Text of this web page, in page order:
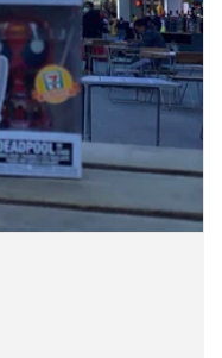
yelige
Pago, elige
confirma.
disponible,
nuestraAyuda.